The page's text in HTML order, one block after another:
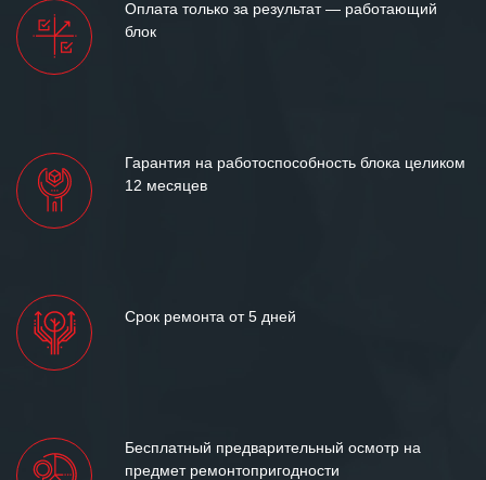
Оплата только за результат — работающий
блок
Гарантия на работоспособность блока целиком
12 месяцев
Срок ремонта от 5 дней
Бесплатный предварительный осмотр на
предмет ремонтопригодности